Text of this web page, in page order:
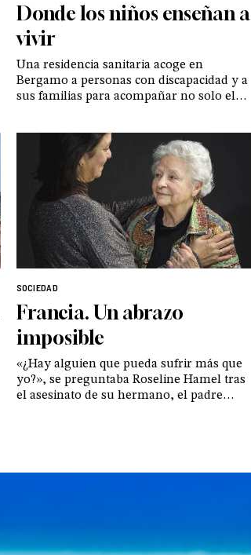
Donde los niños enseñan a
vivir
Una residencia sanitaria acoge en
Bergamo a personas con discapacidad y a
sus familias para acompañar no solo el
SOCIEDAD
Francia. Un abrazo
imposible
«¿Hay alguien que pueda sufrir más que
yo?», se preguntaba Roseline Hamel tras
el asesinato de su hermano, el padre